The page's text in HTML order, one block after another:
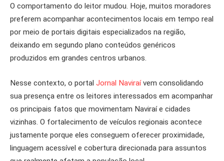
O comportamento do leitor mudou. Hoje, muitos moradores
preferem acompanhar acontecimentos locais em tempo real
por meio de portais digitais especializados na região,
deixando em segundo plano conteúdos genéricos
produzidos em grandes centros urbanos.
Nesse contexto, o portal Jornal Naviraívem consolidando
sua presença entre os leitores interessados em acompanhar
os principais fatos que movimentam Naviraí e cidades
vizinhas. O fortalecimento de veículos regionais acontece
justamente porque eles conseguem oferecer proximidade,
linguagem acessível e cobertura direcionada para assuntos